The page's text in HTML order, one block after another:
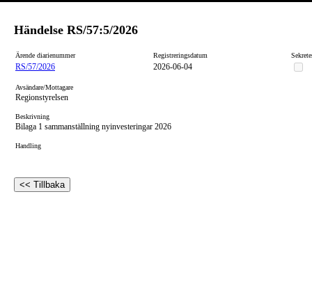
Händelse RS/57:5/2026
Ärende diarienummer Registreringsdatum
RS/57/2026 2026-06-04
Avsändare/Mottagare
Regionstyrelsen
Beskrivning
Bilaga 1 sammanställning nyinvesteringar 2026
Handling